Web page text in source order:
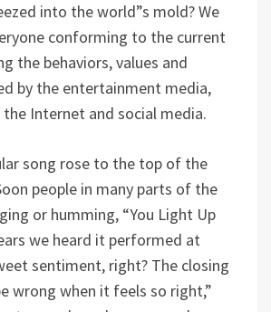
into the world”s mold? We
conforming to the current
the behaviors, values and
by the entertainment media,
Internet and social media.
song rose to the top of the
people in many parts of the
or humming, “You Light Up
we heard it performed at
sentiment, right? The closing
wrong when it feels so right,”